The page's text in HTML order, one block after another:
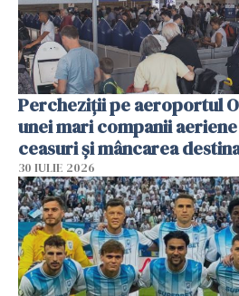
Percheziții pe aeroportul
unei mari companii
ceasuri și mâncarea
30 IULIE 2026